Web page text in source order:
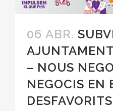
06 ABR.
– NOUS
NEGOCIS EN
DESFAVORITS